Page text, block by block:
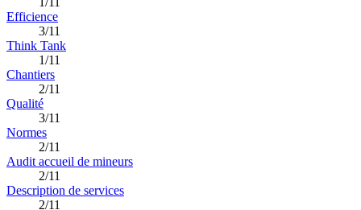
Efficience
3/11
Think Tank
1/11
Chantiers
2/11
Qualité
3/11
Normes
2/11
Audit accueil de mineurs
2/11
Description de services
2/11